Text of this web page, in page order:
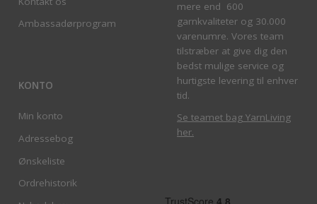
Ambassadørprogram
KONTO
Min konto
Adressebog
Ønskeliste
Ordrehistorik
mere end 600
garnkvaliteter og 30.000
varenumre. Vores team
tilstræber at give dig den
bedst mulige service og
hurtigste levering til enhver
tid.
Se teamet bag YarnLiving
her.